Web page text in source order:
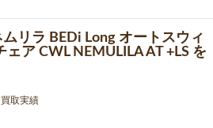
リラ BEDi Long オートスウィ
ア CWL NEMULILA AT +LS を
取実績